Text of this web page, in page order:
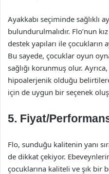
Ayakkabı seçiminde sağlıklı
bulundurulmalıdır. Flo’nun
destek yapıları ile
Bu sayede, çocuklar oyun
sağlığı korunmuş olur.
hipoalerjenik olduğu
için de uygun bir seçenek
5. Fiyat/
Flo, sunduğu kalitenin yanı
de dikkat çekiyor.
çocuklarına kaliteli ve şık bir